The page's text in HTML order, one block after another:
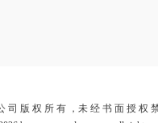
司 版 权 所 有 ，未 经 书 面 授 权